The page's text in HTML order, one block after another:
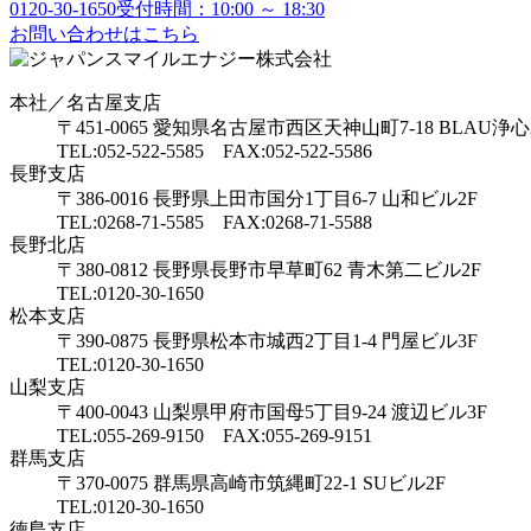
0120-30-1650受付時間：10:00 ～ 18:30
お問い合わせはこちら
本社／名古屋支店
〒451-0065 愛知県名古屋市西区天神山町7-18 BLAU浄
TEL:052-522-5585 FAX:052-522-5586
長野支店
〒386-0016 長野県上田市国分1丁目6-7 山和ビル2F
TEL:0268-71-5585 FAX:0268-71-5588
長野北店
〒380-0812 長野県長野市早草町62 青木第二ビル2F
TEL:0120-30-1650
松本支店
〒390-0875 長野県松本市城西2丁目1-4 門屋ビル3F
TEL:0120-30-1650
山梨支店
〒400-0043 山梨県甲府市国母5丁目9-24 渡辺ビル3F
TEL:055-269-9150 FAX:055-269-9151
群馬支店
〒370-0075 群馬県高崎市筑縄町22-1 SUビル2F
TEL:0120-30-1650